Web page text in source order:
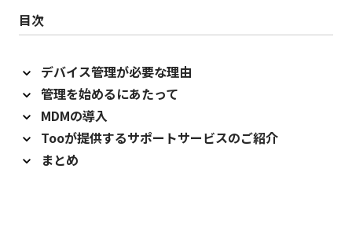
目次
デバイス管理が必要な理由
管理を始めるにあたって
MDMの導入
Tooが提供するサポートサービスのご紹介
まとめ